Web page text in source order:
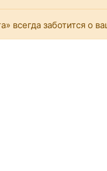
всегда заботится о